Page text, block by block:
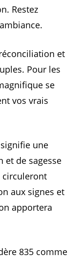
Restez
et
Pour les
se
vos vrais
une
et de sagesse
circuleront
aux signes et
apportera
835 comme